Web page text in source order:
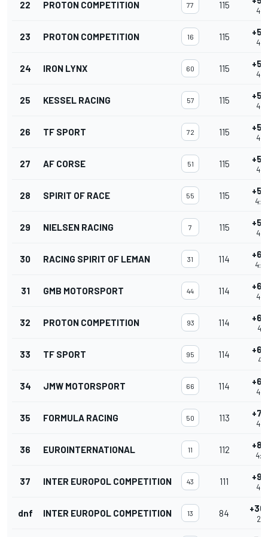
22 PROTON COMPETITION 77 115
23 PROTON COMPETITION 16 115 +5
24 IRON LYNX 60 115 +5
25 KESSEL RACING 57 115 +5
26 TF SPORT 72 115 +5
27 AF CORSE 51 115 +5
28 SPIRIT OF RACE 55 115 +5
29 NIELSEN RACING 7 115 +5
30 RACING SPIRIT OF LEMAN 31 114 +6
31 GMB MOTORSPORT 44 114 +6
32 PROTON COMPETITION 93 114 +6
33 TF SPORT 95 114 +6
34 JMW MOTORSPORT 66 114 +6
35 FORMULA RACING 50 113 +7
36 EUROINTERNATIONAL 11 112 +8
37 INTER EUROPOL COMPETITION 43 111 +9
dnf INTER EUROPOL COMPETITION 13 84 +36